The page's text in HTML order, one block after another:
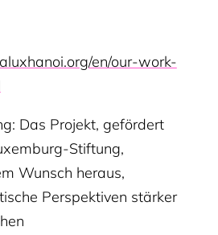
en/our-work-
Das Projekt, gefördert
Stiftung,
Wunsch heraus,
Perspektiven stärker